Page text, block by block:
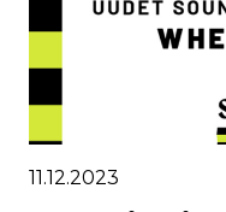
11.12.2023